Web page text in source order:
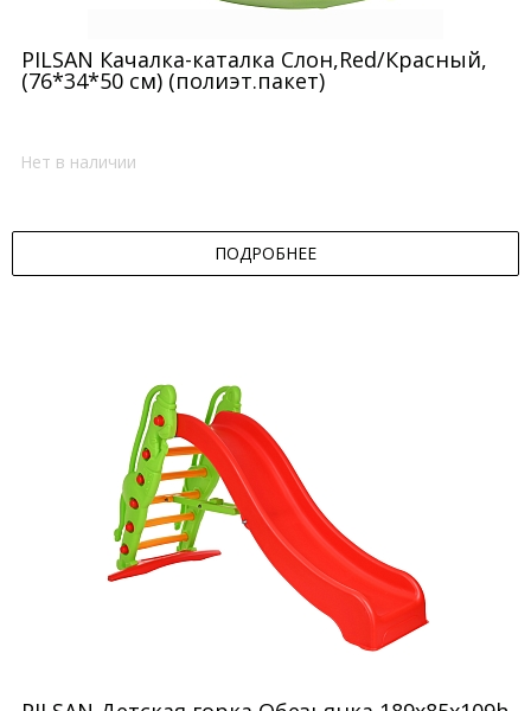
PILSAN Качалка-каталка Слон,Red/Красный,
(76*34*50 см) (полиэт.пакет)
Нет в наличии
ПОДРОБНЕЕ